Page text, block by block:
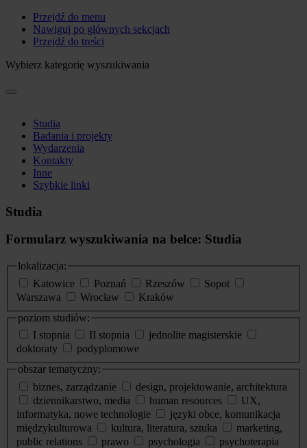
Przejdź do menu
Nawiguj po głównych sekcjach
Przejdź do treści
Wybierz kategorię wyszukiwania
Studia
Badania i projekty
Wydarzenia
Kontakty
Inne
Szybkie linki
Studia
Formularz wyszukiwania na belce: Studia
lokalizacja:
Katowice
Poznań Rzeszów
Sopot
Warszawa
Wrocław
Kraków
poziom studiów:
I stopnia
II stopnia
jednolite magisterskie
doktoraty
podyplomowe
obszar tematyczny:
biznes, zarządzanie
design, projektowanie, architektura
dziennikarstwo, media
human resources
UX,
informatyka, nowe technologie
języki obce, komunikacja
międzykulturowa
kultura, literatura, sztuka
marketing,
public relations
prawo psychologia
psychoterapia